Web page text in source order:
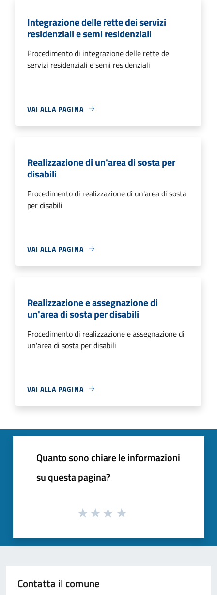
Integrazione delle rette dei servizi
residenziali e semi residenziali
Procedimento di integrazione delle rette dei
servizi residenziali e semi residenziali
VAI ALLA PAGINA
Realizzazione di un'area di sosta per
disabili
Procedimento di realizzazione di un'area di sosta
per disabili
VAI ALLA PAGINA
Realizzazione e assegnazione di
un'area di sosta per disabili
Procedimento di realizzazione e assegnazione di
un'area di sosta per disabili
VAI ALLA PAGINA
Quanto sono chiare le informazioni
su questa pagina?
Contatta il comune